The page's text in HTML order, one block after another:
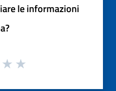
le informazioni